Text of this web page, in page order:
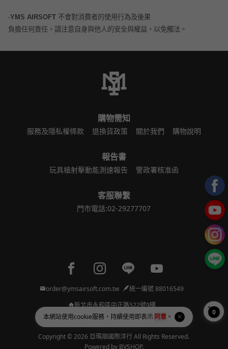
本網站使用cookie服務，持續使用即表示同意 。
-YMS AIRSOFT 不會對消費者的使用行為及後果
負擔任何責任，請注意自身與他人的安全與權益，以免觸法。
購物需知
服務及隱私權條款 退換貨政策 關於我們 購物說明
報告書
玩具槍射擊動能測速報告 警政署核准函
客服聯繫
門市電話:02-29277707
Facebook page
Instagram page
Line pageYoutube page
order@ymsairsoft.com.tw
統一編號 88016549
新北市永和區中正路522號9樓
Copyright © 2026 亞瑪順國際洋行 All Rights Reserved.
Powered by BVSHOP.
0